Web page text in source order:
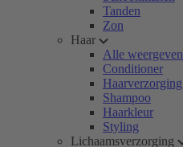
Tanden
Zon
Haar
Alle weergeven
Conditioner
Haarverzorging
Shampoo
Haarkleur
Styling
Lichaamsverzorging